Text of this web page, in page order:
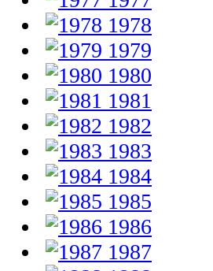
1978
1979
1980
1981
1982
1983
1984
1985
1986
1987